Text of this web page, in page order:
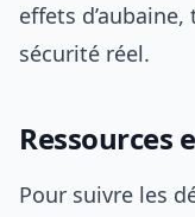
effets
sécurité réel.
Ressources
Pour suivre les